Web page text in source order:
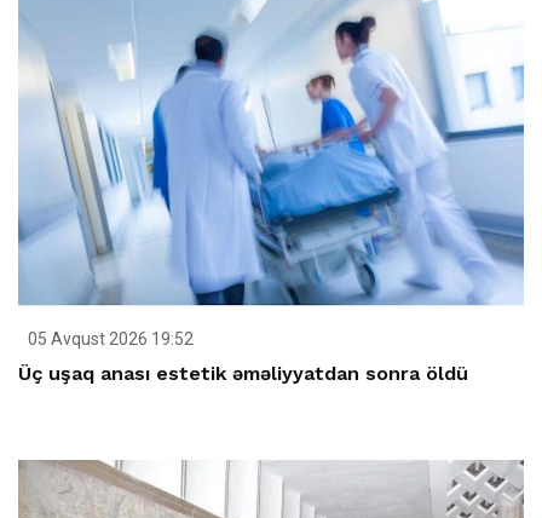
05 Avqust 2026 19:52
Üç uşaq anası estetik əməliyyatdan sonra öldü